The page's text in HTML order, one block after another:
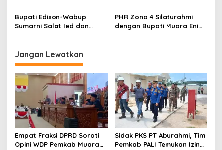
Usaha kepada 200
Mustahik
Perkokoh Persatuan dan
Kawal Pembangunan
Bupati Edison-Wabup
Sumarni Salat Ied dan
PHR Zona 4 Silaturahmi
dengan Bupati Muara Enim
Jangan Lewatkan
Empat Fraksi DPRD Soroti
Opini WDP Pemkab Muara
Sidak PKS PT Aburahmi, Tim
Pemkab PALI Temukan Izin